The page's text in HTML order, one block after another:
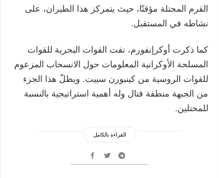
القرم المحتلة مؤقتًا، حيث يتمركز هذا الطيران، على
نشاطه في المستقبل.
كما ذكرت أوكرإنفورم، نفت القوات البحرية للقوات
المسلحة الأوكرانية المعلومات حول الانسحاب المزعوم
للقوات الروسية من كينبورن سبيت. ويظلّ هذا الجزء
من الجبهة منطقة قتال وله أهمية استراتيجية بالنسبة
للمحتلين.
القراءة بالكامل